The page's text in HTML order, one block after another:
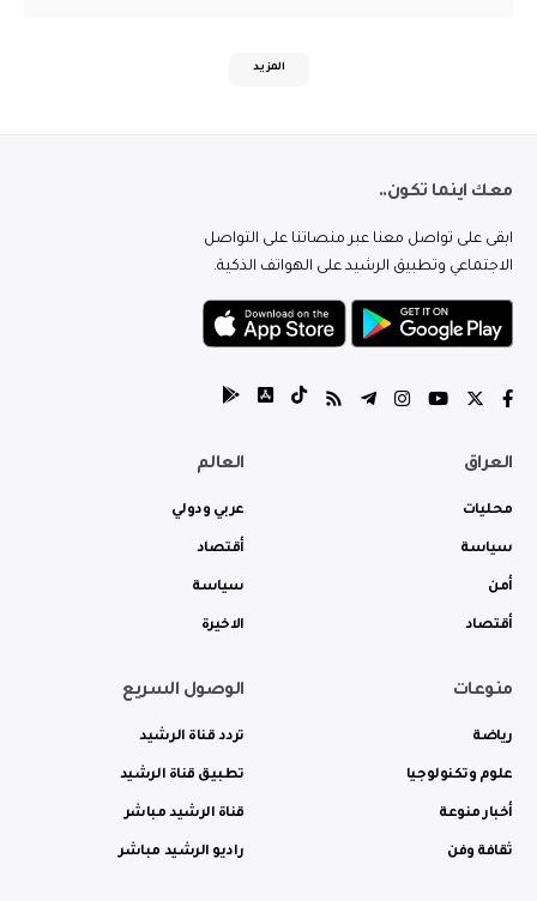
المزيد
معك اينما تكون..
ابقى على تواصل معنا عبر منصاتنا على التواصل
الاجتماعي وتطبيق الرشيد على الهواتف الذكية.
العراق
محليات
سياسة
أمن
أقتصاد
العالم
عربي ودولي
أقتصاد
سياسة
الاخيرة
منوعات
رياضة
علوم وتكنولوجيا
أخبار منوعة
ثقافة وفن
الوصول السريع
تردد قناة الرشيد
تطبيق قناة الرشيد
قناة الرشيد مباشر
راديو الرشيد مباشر